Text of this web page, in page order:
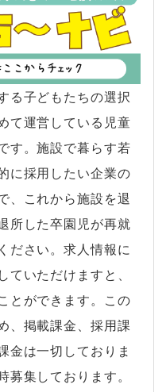
る子どもたちの選択
て運営している児童
す。施設で暮らす若
に採用したい企業の
、これから施設を退
所した卒園児が再就
ださい。求人情報に
いただけますと、
とができます。この
、掲載課金、採用課
金は一切しておりま
集しております。